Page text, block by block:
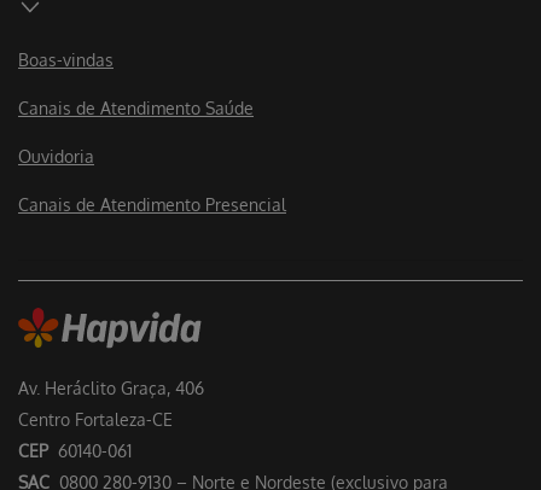
Av. Heráclito Graça, 406
Centro Fortaleza-CE
CEP 60140-061
SAC 0800 280-9130 – Norte e Nordeste (exclusivo para
Boas-vindas
Canais de Atendimento Saúde
Ouvidoria
Canais de Atendimento Presencial